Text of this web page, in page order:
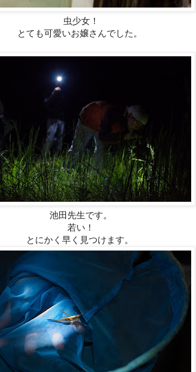
虫少女！
とても可愛いお嬢さんでした。
池田先生です。
若い！
とにかく早く見つけます。